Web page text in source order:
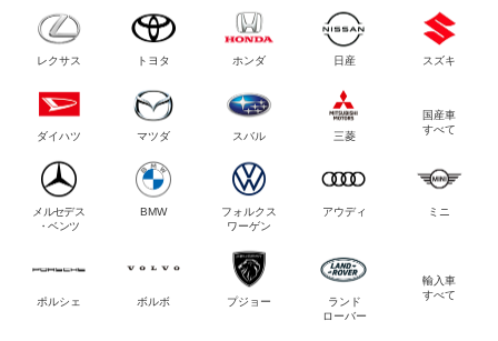
レクサス トヨタ ホンダ 日産 スズキ
ダイハツ マツダ スバル 三菱
国産車
すべて
メルセデス
・ベンツ
BMW
フォルクス
ワーゲン
アウディ ミニ
ポルシェ ボルボ プジョー
ランド
ローバー
輸入車
すべて